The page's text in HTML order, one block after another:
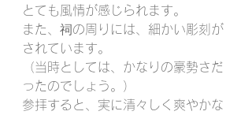
とても風情が感じられます。
また、祠の周りには、細かい彫刻が
されています。
（当時としては、かなりの豪勢さだ
ったのでしょう。）
参拝すると、実に清々しく爽やかな